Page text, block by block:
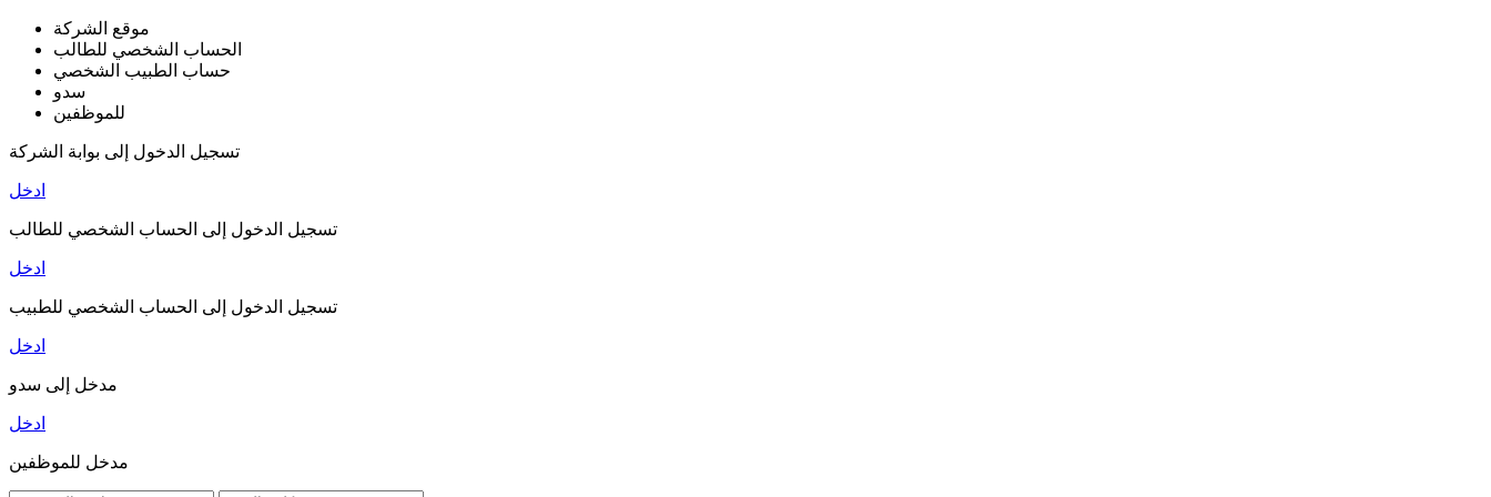
موقع الشركة
الحساب الشخصي للطالب
حساب الطبيب الشخصي
سدو
للموظفين
تسجيل الدخول إلى بوابة الشركة
ادخل
تسجيل الدخول إلى الحساب الشخصي للطالب
ادخل
تسجيل الدخول إلى الحساب الشخصي للطبيب
ادخل
مدخل إلى سدو
ادخل
مدخل للموظفين